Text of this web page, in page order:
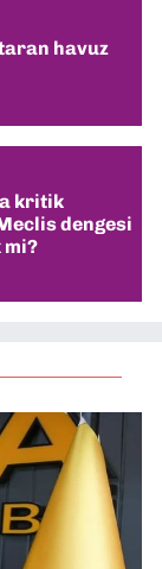
havuz
kritik
dengesi
mi?